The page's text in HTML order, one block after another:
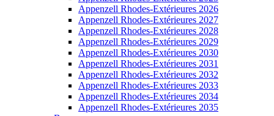
Appenzell Rhodes-Extérieures 2026
Appenzell Rhodes-Extérieures 2027
Appenzell Rhodes-Extérieures 2028
Appenzell Rhodes-Extérieures 2029
Appenzell Rhodes-Extérieures 2030
Appenzell Rhodes-Extérieures 2031
Appenzell Rhodes-Extérieures 2032
Appenzell Rhodes-Extérieures 2033
Appenzell Rhodes-Extérieures 2034
Appenzell Rhodes-Extérieures 2035